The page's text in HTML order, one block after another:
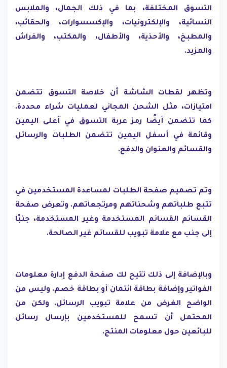
التسوق المختلفة، بما في ذلك الجمال، والملابس
النسائية، والإلكترونيات، والإكسسوارات، والحقائب،
والمطبخ، والأحذية، والأطفال، والمكتب، والفراش
والمزيد.
وتظهر لقطات الشاشة أن خلاصة التسوق تتضمن
امتيازات، مثل الشحن المجاني لعمليات شراء محددة.
كما تتضمن أيضًا رمز عربة التسوق في أعلى اليمين
وقائمة في أسفل اليمين تتضمن الطلبات والرسائل
والقسائم والعنوان والدفع.
وتم تصميم صفحة الطلبات لمساعدة المستخدمين في
تتبع طلباتهم وشحناتهم ومرتجعاتهم. وتعرض صفحة
القسائم القسائم المستخدمة وغير المستخدمة، جنبًا
إلى جنب مع علامة تبويب للقسائم غير الصالحة.
وبالإضافة إلى ذلك تتيح لك صفحة الدفع إدارة معلومات
الفواتير وإضافة بطاقة ائتمان أو بطاقة خصم. وليس من
الواضح الغرض من علامة تبويب الرسائل. ولكن من
المحتمل أن تسمح للمستخدمين بإرسال رسائل
للبائعين حول معلومات المنتج.